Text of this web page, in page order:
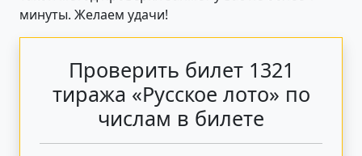
минуты. Желаем удачи!
Проверить билет 1321
тиража «Русское лото» по
числам в билете